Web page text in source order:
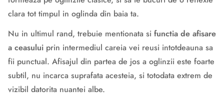
clara tot timpul in oglinda din baia ta.
Nu in ultimul rand, trebuie mentionata si functia de afisare
a ceasului prin intermediul careia vei reusi intotdeauna sa
fii punctual. Afisajul din partea de jos a oglinzii este foarte
subtil, nu incarca suprafata acesteia, si totodata extrem de
vizibil datorita nuantei albe.